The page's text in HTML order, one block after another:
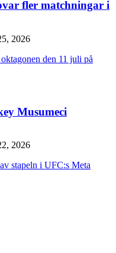
fler matchningar i
2026
den 11 juli på
Musumeci
2026
stapeln i UFC:s Meta